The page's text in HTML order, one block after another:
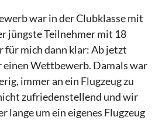
war in der Clubklasse mit
jüngste Teilnehmer mit 18
für mich dann klar: Ab jetzt
einen Wettbewerb. Damals war
immer an ein Flugzeug zu
zufriedenstellend und wir
lange um ein eigenes Flugzeug